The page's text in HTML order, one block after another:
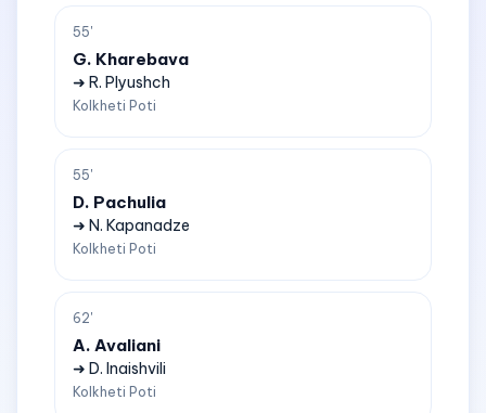
55'
G. Kharebava
➜ R. Plyushch
Kolkheti Poti
55'
D. Pachulia
➜ N. Kapanadze
Kolkheti Poti
62'
A. Avaliani
➜ D. Inaishvili
Kolkheti Poti